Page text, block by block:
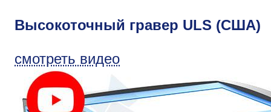
Высокоточный гравер ULS (США)
смотреть видео